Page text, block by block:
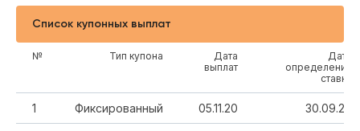
Список купонных выплат
№ Тип купона
Дата
выплат
Дата
определения
ставки
1 Фиксированный 05.11.20 30.09.20